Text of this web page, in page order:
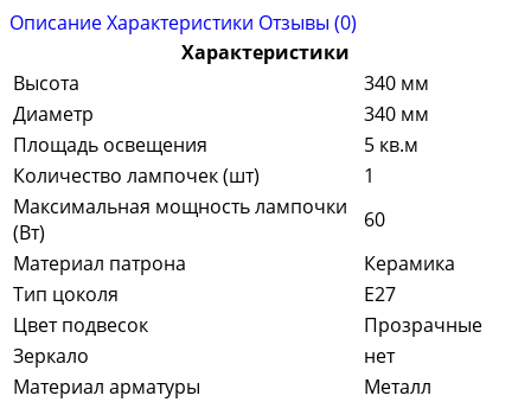
ОписаниеХарактеристики Отзывы (0)
Характеристики
Высота
340 мм
Диаметр
340 мм
Площадь освещения
5 кв.м
Количество лампочек (шт)
1
Максимальная мощность лампочки
(Вт)
60
Материал патрона
Керамика
Тип цоколя
E27
Цвет подвесок
Прозрачные
Зеркало
нет
Материал арматуры
Металл